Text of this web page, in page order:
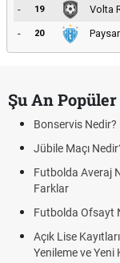
-
19 Volta
-
20
Şu An
Bonservis Nedir?
Jübile Maçı
Futbolda Averaj
Farklar
Futbolda Ofsayt
Açık Lise
Yenileme ve Yeni